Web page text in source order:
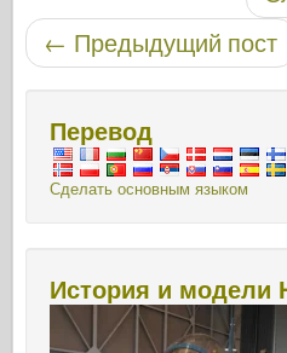
← Предыдущий пост
Перевод
Сделать основным языком
История и модели